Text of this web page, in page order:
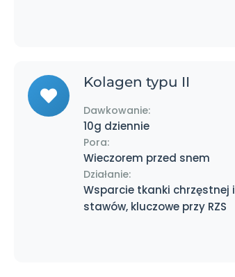
Kolagen typu II
Dawkowanie:
10g dziennie
Pora:
Wieczorem przed snem
Działanie:
Wsparcie tkanki chrzęstnej i
stawów, kluczowe przy RZS